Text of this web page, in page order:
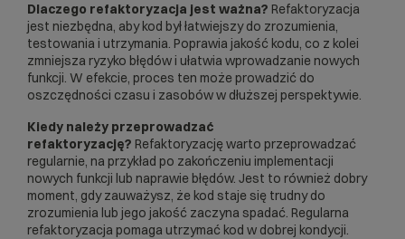
Dlaczego refaktoryzacja jest ważna? Refaktoryzacja
jest niezbędna, aby kod był łatwiejszy do zrozumienia,
testowania i utrzymania. Poprawia jakość kodu, co z kolei
zmniejsza ryzyko błędów i ułatwia wprowadzanie nowych
funkcji. W efekcie, proces ten może prowadzić do
oszczędności czasu i zasobów w dłuższej perspektywie.
Kiedy należy przeprowadzać
refaktoryzację? Refaktoryzację warto przeprowadzać
regularnie, na przykład po zakończeniu implementacji
nowych funkcji lub naprawie błędów. Jest to również dobry
moment, gdy zauważysz, że kod staje się trudny do
zrozumienia lub jego jakość zaczyna spadać. Regularna
refaktoryzacja pomaga utrzymać kod w dobrej kondycji.